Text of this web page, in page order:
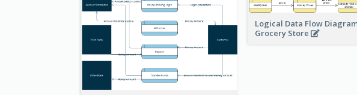
Logical Data Flow
Grocery Store